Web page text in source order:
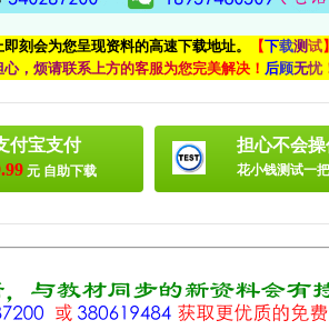
刻会为您呈现资料的高速下载地址。 【下载测试】
心， 烦请联系上方的客服为您完美解决 ！ 后顾无忧
付宝支付
元 自助下载
担心不会操
花小钱测试一把